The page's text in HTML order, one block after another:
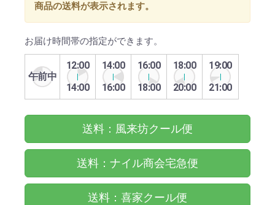
商品の送料が表示されます。
お届け時間帯の指定ができます。
午前中
12:00
14:00
14:00
16:00
16:00
18:00
18:00
20:00
19:00
21:00
送料：風来坊クール便
送料：ナイル商会宅急便
送料：喜家クール便